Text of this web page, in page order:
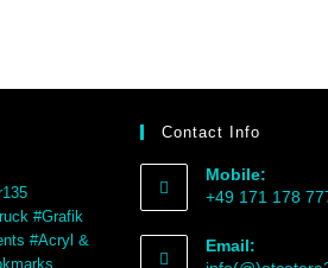
#Grafik
#Acryl &
Contact Info
Mobile:
+49 171 178
Email: